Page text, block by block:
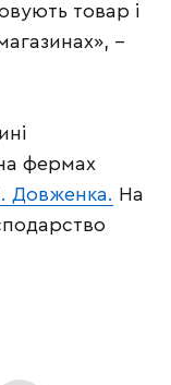
товар і
–
фермах
Довженка. На